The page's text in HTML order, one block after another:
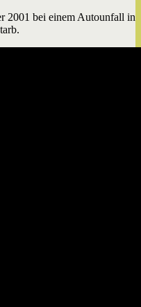
2001 bei einem Autounfall in